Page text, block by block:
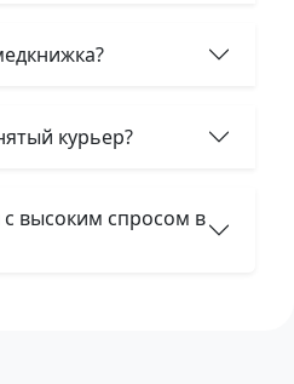
курьер?
с высоким спросом в